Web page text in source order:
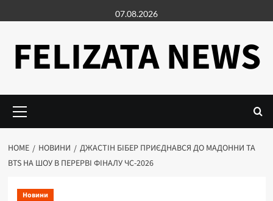
to
07.08.2026
FELIZATA NEWS
Menu
HOME НОВИНИ
ДЖАСТІН БІБЕР ПРИЄДНАВСЯ ДО МАДОННИ ТА
BTS НА ШОУ В ПЕРЕРВІ ФІНАЛУ ЧС-2026
Новини